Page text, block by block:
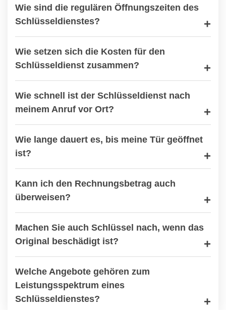
Wie sind die regulären Öffnungszeiten des
Schlüsseldienstes?
Wie setzen sich die Kosten für den
Schlüsseldienst zusammen?
Wie schnell ist der Schlüsseldienst nach
meinem Anruf vor Ort?
Wie lange dauert es, bis meine Tür geöffnet
ist?
Kann ich den Rechnungsbetrag auch
überweisen?
Machen Sie auch Schlüssel nach, wenn das
Original beschädigt ist?
Welche Angebote gehören zum
Leistungsspektrum eines
Schlüsseldienstes?